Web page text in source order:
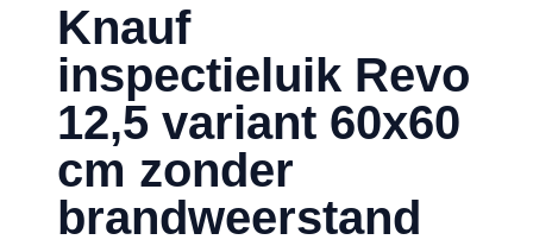
Knauf
inspectieluik Revo
12,5 variant 60x60
cm zonder
brandweerstand